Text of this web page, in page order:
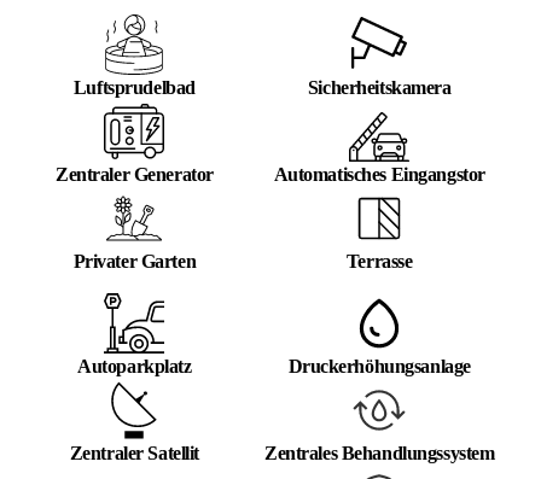
Luftsprudelbad Sicherheitskamera
Zentraler Generator Automatisches Eingangstor
Privater Garten Terrasse
Autoparkplatz Druckerhöhungsanlage
Zentraler Satellit Zentrales Behandlungssystem